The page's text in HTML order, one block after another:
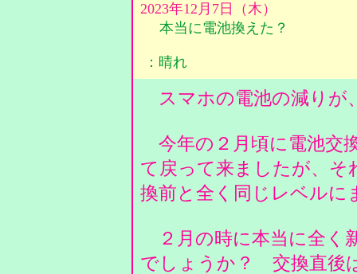
2023年12月7日（木）
本当に電池換えた？
：晴れ
スマホの電池の減りが
今年の２月頃に電池交
て戻って来ましたが、そ
換前と全く同じレベル
２月の時に本当に全く
でしょうか？ 交換直後